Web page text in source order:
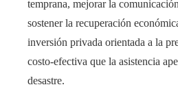
temprana, mejorar la
sostener la recuperación
inversión privada orientada a la
costo-efectiva que la asistencia
desastre.